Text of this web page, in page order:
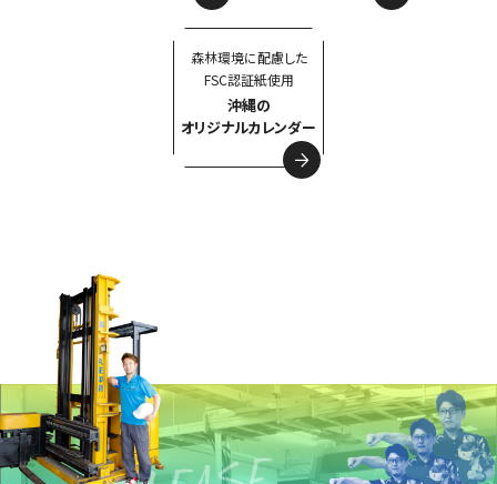
森林環境に配慮した
FSC認証紙使用
沖縄の
オリジナルカレンダー